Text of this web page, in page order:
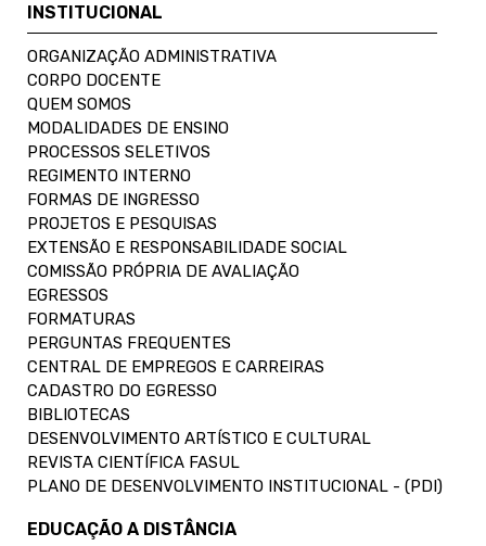
INSTITUCIONAL
ORGANIZAÇÃO ADMINISTRATIVA
CORPO DOCENTE
QUEM SOMOS
MODALIDADES DE ENSINO
PROCESSOS SELETIVOS
REGIMENTO INTERNO
FORMAS DE INGRESSO
PROJETOS E PESQUISAS
EXTENSÃO E RESPONSABILIDADE SOCIAL
COMISSÃO PRÓPRIA DE AVALIAÇÃO
EGRESSOS
FORMATURAS
PERGUNTAS FREQUENTES
CENTRAL DE EMPREGOS E CARREIRAS
CADASTRO DO EGRESSO
BIBLIOTECAS
DESENVOLVIMENTO ARTÍSTICO E CULTURAL
REVISTA CIENTÍFICA FASUL
PLANO DE DESENVOLVIMENTO INSTITUCIONAL - (PDI)
EDUCAÇÃO A DISTÂNCIA